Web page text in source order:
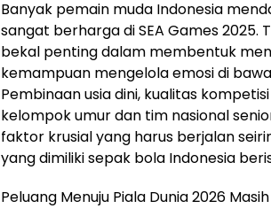
Banyak pemain muda Indonesia
sangat berharga di SEA Games
bekal penting dalam membentuk
kemampuan mengelola emosi di
Pembinaan usia dini, kualitas
kelompok umur dan tim nasional
faktor krusial yang harus berjalan
yang dimiliki sepak bola Indonesia
Peluang Menuju Piala Dunia 2026